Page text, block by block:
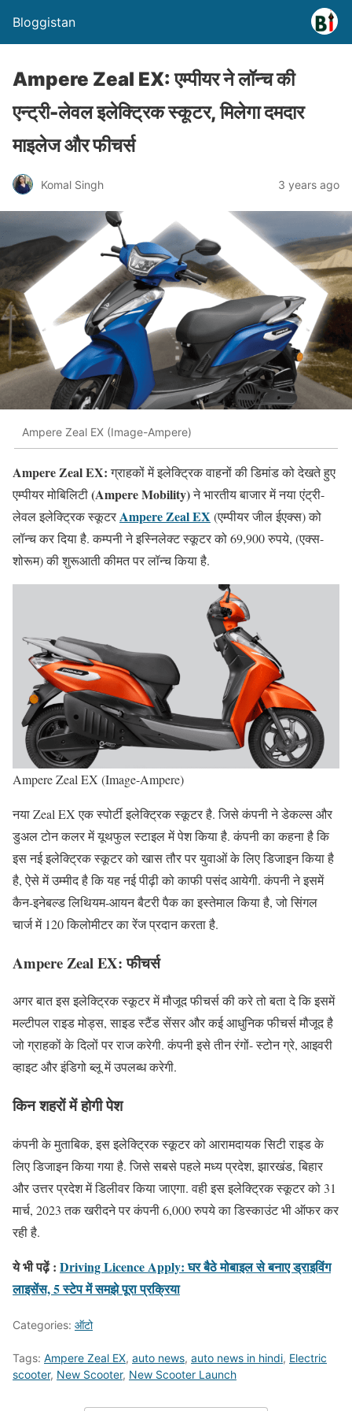
Bloggistan
Ampere Zeal EX: एम्पीयर ने लॉन्च की
एन्ट्री-लेवल इलेक्ट्रिक स्कूटर, मिलेगा दमदार
माइलेज और फीचर्स
Komal Singh 3 years ago
Ampere Zeal EX (Image-Ampere)
Ampere Zeal EX:ग्राहकों में इलेक्ट्रिक वाहनों की डिमांड को देखते हुए
एम्पीयर मोबिलिटी(Ampere Mobility)ने भारतीय बाजार में नया एंट्री-
लेवल इलेक्ट्रिक स्कूटरAmpere Zeal EX (एम्पीयर जील ईएक्स) को
लॉन्च कर दिया है. कम्पनी ने इस्निलेक्ट स्कूटर को 69,900 रुपये, (एक्स-
शोरूम) की शुरूआती कीमत पर लॉन्च किया है.
Ampere Zeal EX (Image-Ampere)
नया Zeal EX एक स्पोर्टी इलेक्ट्रिक स्कूटर है. जिसे कंपनी ने डेकल्स और
डुअल टोन कलर में यूथफुल स्टाइल में पेश किया है. कंपनी का कहना है कि
इस नई इलेक्ट्रिक स्कूटर को खास तौर पर युवाओं के लिए डिजाइन किया है
है, ऐसे में उम्मीद है कि यह नई पीढ़ी को काफी पसंद आयेगी. कंपनी ने इसमें
कैन-इनेबल्ड लिथियम-आयन बैटरी पैक का इस्तेमाल किया है, जो सिंगल
चार्ज में 120 किलोमीटर का रेंज प्रदान करता है.
Ampere Zeal EX:फीचर्स
अगर बात इस इलेक्ट्रिक स्कूटर में मौजूद फीचर्स की करे तो बता दे कि इसमें
मल्टीपल राइड मोड्स, साइड स्टैंड सेंसर और कई आधुनिक फीचर्स मौजूद है
जो ग्राहकों के दिलों पर राज करेगी. कंपनी इसे तीन रंगों- स्टोन ग्रे, आइवरी
व्हाइट और इंडिगो ब्लू में उपलब्ध करेगी.
किन शहरों में होगी पेश
कंपनी के मुताबिक, इस इलेक्ट्रिक स्कूटर को आरामदायक सिटी राइड के
लिए डिजाइन किया गया है. जिसे सबसे पहले मध्य प्रदेश, झारखंड, बिहार
और उत्तर प्रदेश में डिलीवर किया जाएगा. वही इस इलेक्ट्रिक स्कूटर को 31
मार्च, 2023 तक खरीदने पर कंपनी 6,000 रुपये का डिस्काउंट भी ऑफर कर
रही है.
ये भी पढ़ें : Driving Licence Apply: घर बैठे मोबाइल से बनाए ड्राइविंग
लाइसेंस, 5 स्टेप में समझे पूरा प्रक्रिया
Categories: ऑटो
Tags: Ampere Zeal EX, auto news, auto news in hindi, Electric
scooter, New Scooter, New Scooter Launch